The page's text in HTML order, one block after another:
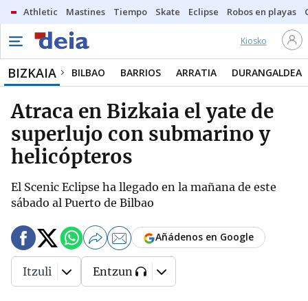
Athletic Mastines Tiempo Skate Eclipse Robos en playas
Kiosko
BIZKAIA BILBAO BARRIOS ARRATIA DURANGALDEA
Atraca en Bizkaia el yate de
superlujo con submarino y
helicópteros
El Scenic Eclipse ha llegado en la mañana de este
sábado al Puerto de Bilbao
Añádenos en Google
Itzuli Entzun